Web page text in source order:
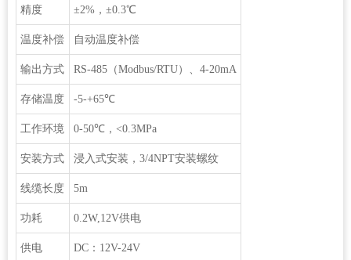
精度 ±2%，±0.3℃
温度补偿 自动温度补偿
输出方式 RS-485（Modbus/RTU）、4-20mA
存储温度 -5-+65℃
工作环境 0-50℃，<0.3MPa
安装方式 浸入式安装，3/4NPT安装螺纹
线缆长度 5m
功耗 0.2W,12V供电
供电 DC：12V-24V